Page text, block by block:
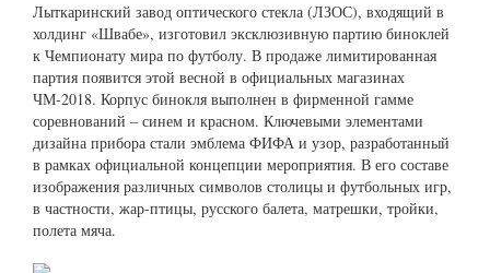
Лыткаринский завод оптического стекла (ЛЗОС), входящий в
холдинг «Швабе», изготовил эксклюзивную партию биноклей
к Чемпионату мира по футболу. В продаже лимитированная
партия появится этой весной в официальных магазинах
ЧМ-2018. Корпус бинокля выполнен в фирменной гамме
соревнований – синем и красном. Ключевыми элементами
дизайна прибора стали эмблема ФИФА и узор, разработанный
в рамках официальной концепции мероприятия. В его составе
изображения различных символов столицы и футбольных игр,
в частности, жар-птицы, русского балета, матрешки, тройки,
полета мяча.